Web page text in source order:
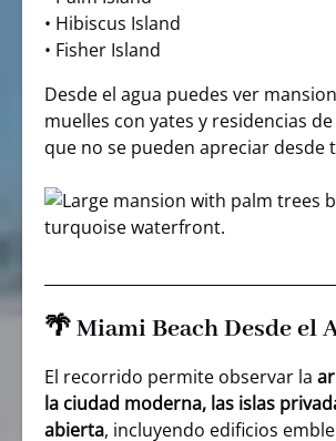
• Hibiscus Island
• Fisher Island
Desde el agua puedes ver
muelles con yates y residencias
que no se pueden apreciar desde
🌴 Miami Beach Desde el
El recorrido permite observar la
la ciudad moderna, las islas
abierta, incluyendo edificios